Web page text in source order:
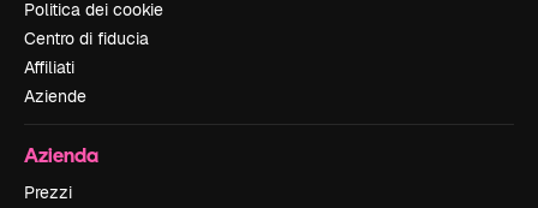
Politica dei cookie
Centro di fiducia
Affiliati
Aziende
Azienda
Prezzi